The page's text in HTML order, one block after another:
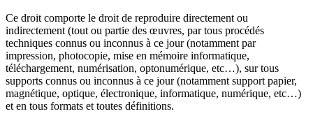
Ce droit comporte le droit de reproduire directement ou
indirectement (tout ou partie des œuvres, par tous procédés
techniques connus ou inconnus à ce jour (notamment par
impression, photocopie, mise en mémoire informatique,
téléchargement, numérisation, optonumérique, etc…), sur tous
supports connus ou inconnus à ce jour (notamment support papier,
magnétique, optique, électronique, informatique, numérique, etc…)
et en tous formats et toutes définitions.